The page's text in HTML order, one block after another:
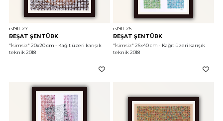
rs1911-27
REŞAT ŞENTÜRK
"İsimsiz" 20x20 cm - Kağıt üzeri karışık
teknik 2018
rs1911-26
REŞAT ŞENTÜRK
"İsimsiz" 26x40 cm - Kağıt üzeri karışık
teknik 2018